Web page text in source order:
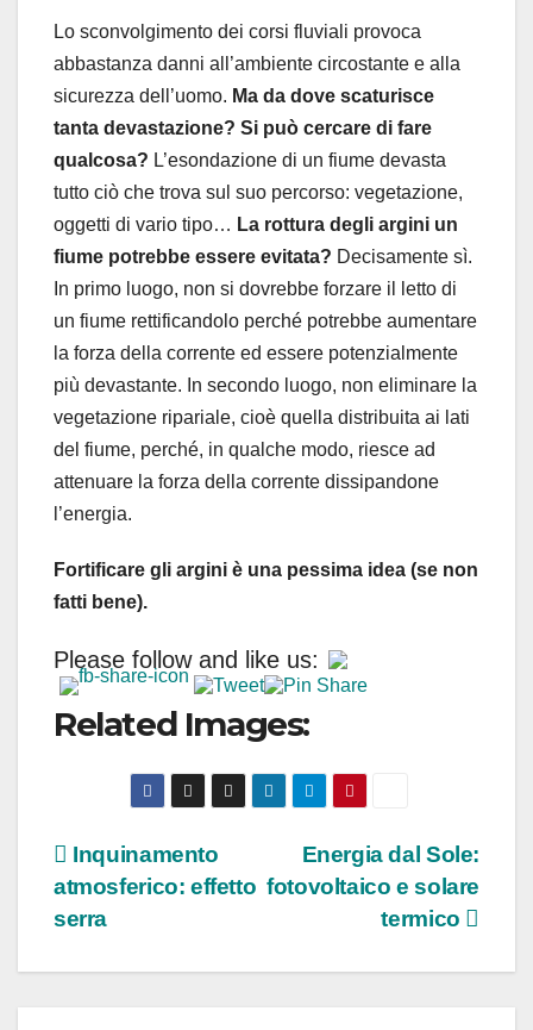
Lo sconvolgimento dei corsi fluviali provoca
abbastanza danni all’ambiente circostante e alla
sicurezza dell’uomo. Ma da dove scaturisce
tanta devastazione? Si può cercare di fare
qualcosa? L’esondazione di un fiume devasta
tutto ciò che trova sul suo percorso: vegetazione,
oggetti di vario tipo… La rottura degli argini un
fiume potrebbe essere evitata? Decisamente sì.
In primo luogo, non si dovrebbe forzare il letto di
un fiume rettificandolo perché potrebbe aumentare
la forza della corrente ed essere potenzialmente
più devastante. In secondo luogo, non eliminare la
vegetazione ripariale, cioè quella distribuita ai lati
del fiume, perché, in qualche modo, riesce ad
attenuare la forza della corrente dissipandone
l’energia.
Fortificare gli argini è una pessima idea (se non
fatti bene).
Please follow and like us:
Related Images:
Navigazione
articoli
Energia dal Sole:
fotovoltaico e solare
termico
Inquinamento
atmosferico: effetto
serra